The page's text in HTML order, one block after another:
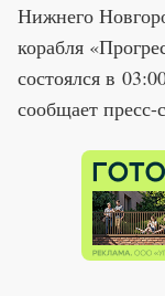
Нижнего
корабля
состоялся в
сообщает пресс-